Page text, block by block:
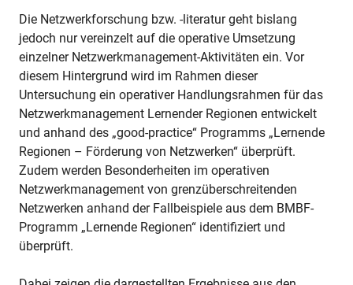
Die Netzwerkforschung bzw. -literatur geht bislang
jedoch nur vereinzelt auf die operative Umsetzung
einzelner Netzwerkmanagement-Aktivitäten ein. Vor
diesem Hintergrund wird im Rahmen dieser
Untersuchung ein operativer Handlungsrahmen für das
Netzwerkmanagement Lernender Regionen entwickelt
und anhand des „good-practice“ Programms „Lernende
Regionen – Förderung von Netzwerken“ überprüft.
Zudem werden Besonderheiten im operativen
Netzwerkmanagement von grenzüberschreitenden
Netzwerken anhand der Fallbeispiele aus dem BMBF-
Programm „Lernende Regionen“ identifiziert und
überprüft.